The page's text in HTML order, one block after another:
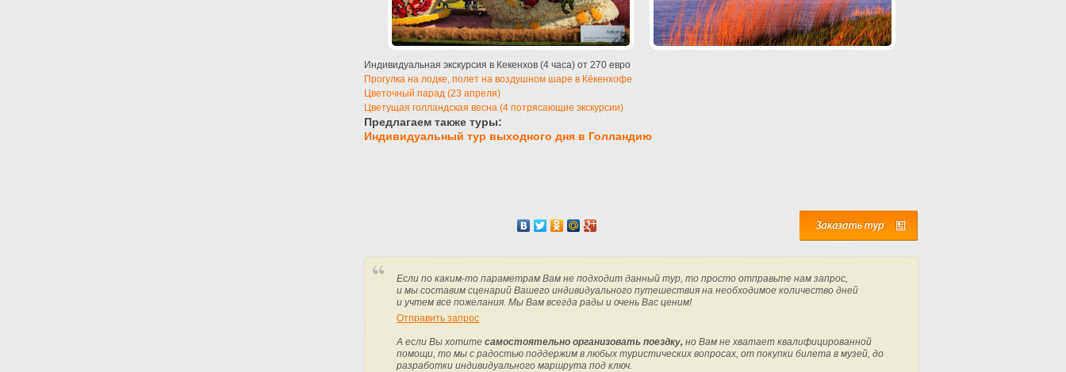
Индивидуальная экскурсия в Кекенхов (4 часа) от 270 евро
Прогулка на лодке, полет на воздушном шаре в Кёкенхофе
Цветочный парад (23 апреля)
Цветущая голландская весна (4 потрясающие экскурсии)
Предлагаем также туры:
Индивидуальный тур выходного дня в Голландию
Если по каким-то параметрам Вам не подходит данный тур, то просто отправьте нам запрос,
и мы составим сценарий Вашего индивидуального путешествия на необходимое количество дней
и учтем все пожелания. Мы Вам всегда рады и очень Вас ценим!
Отправить запрос
А если Вы хотите самостоятельно организовать поездку, но Вам не хватает квалифицированной
помощи, то мы с радостью поддержим в любых туристических вопросах, от покупки билета в музей, до
разработки индивидуального маршрута под ключ.